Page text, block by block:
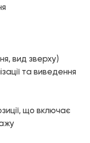
вид зверху)
та виведення
що включає